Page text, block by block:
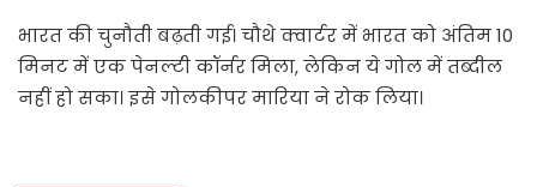
भारत की चुनौती बढ़ती गई। चौथे क्वार्टर में भारत को अंतिम 10
मिनट में एक पेनल्टी कॉर्नर मिला, लेकिन ये गोल में तब्दील
नहीं हो सका। इसे गोलकीपर मारिया ने रोक लिया।